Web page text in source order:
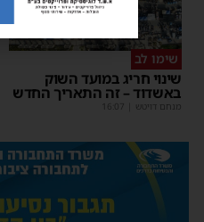
שימו לב
שינוי חריג במועד השוק
באשדוד – זה התאריך החדש
מנחם דויטש 16:07